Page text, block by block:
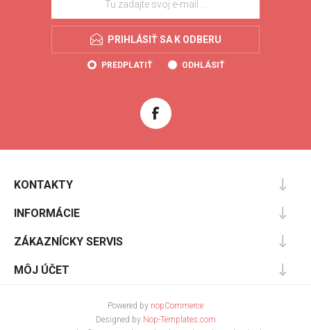
PRIHLÁSIŤ SA K ODBERU
PREDPLATIŤ ODHLÁSIŤ
KONTAKTY
INFORMÁCIE
ZÁKAZNÍCKY SERVIS
MÔJ ÚČET
Powered by nopCommerce
Designed by Nop-Templates.com